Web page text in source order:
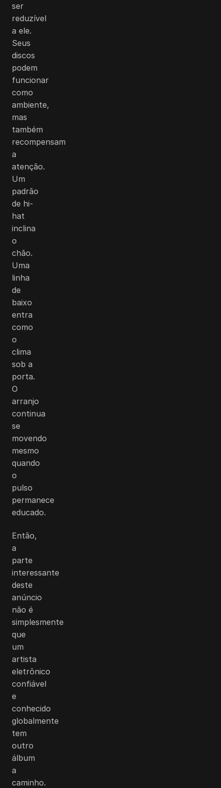
ser
reduzível
a ele.
Seus
discos
podem
funcionar
como
ambiente,
mas
também
recompensam
a
atenção.
Um
padrão
de hi-
hat
inclina
o
chão.
Uma
linha
de
baixo
entra
como
o
clima
sob a
porta.
O
arranjo
continua
se
movendo
mesmo
quando
o
pulso
permanece
educado.
Então,
a
parte
interessante
deste
anúncio
não é
simplesmente
que
um
artista
eletrônico
confiável
e
conhecido
globalmente
tem
outro
álbum
a
caminho.